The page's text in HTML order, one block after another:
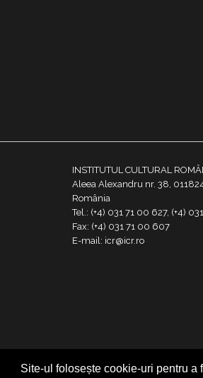
Site-ul folosește cookie-uri pentru
INSTITUTUL CULTURAL
Aleea Alexandru nr. 38,
România
Tel.: (+4) 031 71 00 627, (+4)
Fax: (+4) 031 71 00 607
E-mail: icr@icr.ro